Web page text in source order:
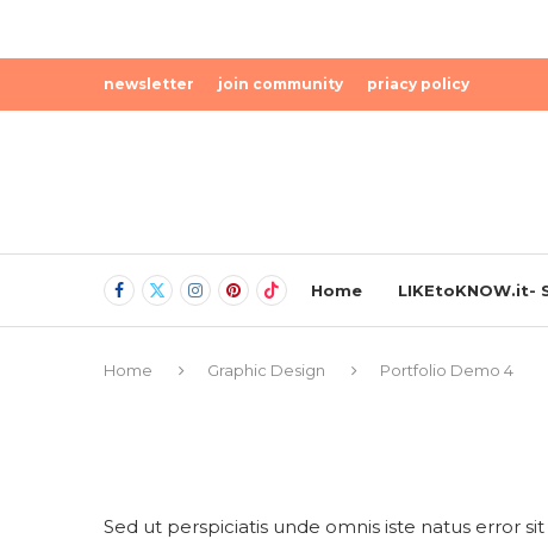
newsletter join community priacy policy
Home LIKEtoKNOW.it-
Home Graphic Design Portfolio Demo 4
Sed ut perspiciatis unde omnis iste natus error